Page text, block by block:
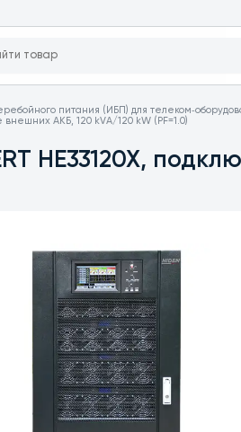
питания (ИБП) для
внешних АКБ, 120 kVA/120 kW (PF=1.0)
HE33120X,